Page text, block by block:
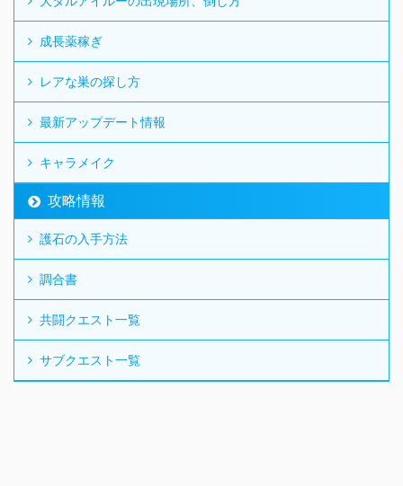
成長薬稼ぎ
レアな巣の探し方
最新アップデート情報
キャラメイク
攻略情報
護石の入手方法
調合書
共闘クエスト一覧
サブクエスト一覧